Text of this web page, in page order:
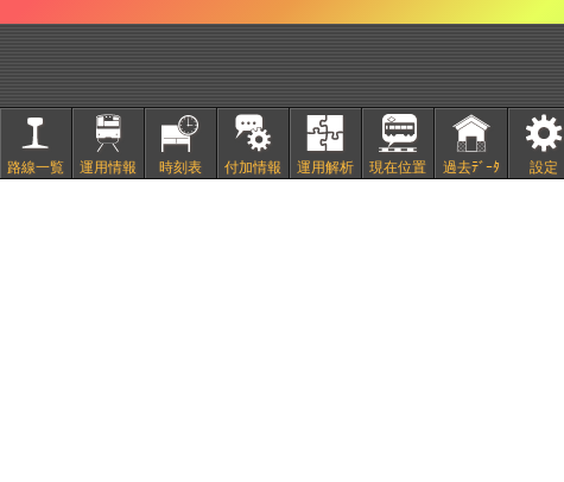
路線一覧 運用情報 時刻表 付加情報 運用解析 現在位置 過去ﾃﾞｰﾀ 設定